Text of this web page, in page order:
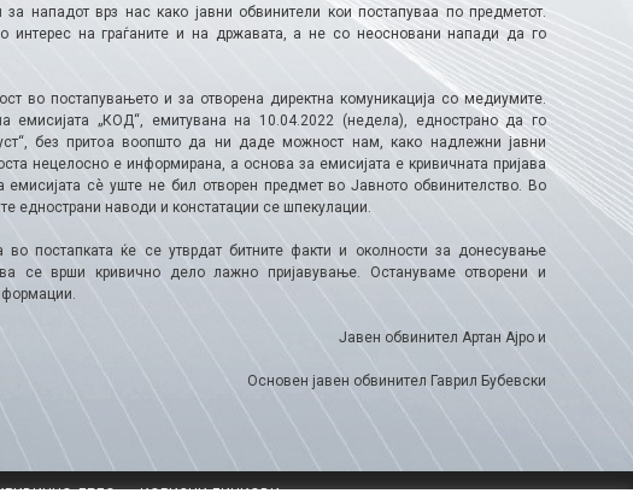
нападот врз нас како јавни обвинители кои постапуваа по предметот.
интерес на граѓаните и на државата, а не со неосновани напади да го
во постапувањето и за отворена директна комуникација со медиумите.
емисијата „КОД“, емитувана на 10.04.2022 (недела), еднострано да го
без притоа воопшто да ни даде можност нам, како надлежни јавни
нецелосно е информирана, а основа за емисијата е кривичната пријава
сѐ уште не бил отворен предмет во Јавното обвинителство. Во
еднострани наводи и констатации се шпекулации.
постапката ќе се утврдат битните факти и околности за донесување
се врши кривично дело лажно пријавување. Остануваме отворени и
Јавен обвинител Артан Ајро и
Основен јавен обвинител Гаврил Бубевски
ДЕЛО КОРИСНИ ЛИНКОВИ